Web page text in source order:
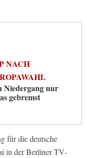
NACH
Niedergang nur
gebremst
für die deutsche
in der Berliner TV-